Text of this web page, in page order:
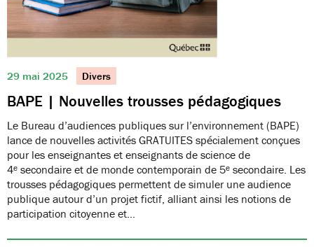
29 mai 2025 Divers
BAPE | Nouvelles trousses pédagogiques
Le Bureau d’audiences publiques sur l’environnement (BAPE)
lance de nouvelles activités GRATUITES spécialement conçues
pour les enseignantes et enseignants de science de
4ᵉ secondaire et de monde contemporain de 5ᵉ secondaire. Les
trousses pédagogiques permettent de simuler une audience
publique autour d’un projet fictif, alliant ainsi les notions de
participation citoyenne et…